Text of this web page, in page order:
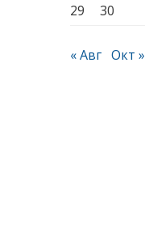
29
30
« Авг Окт »